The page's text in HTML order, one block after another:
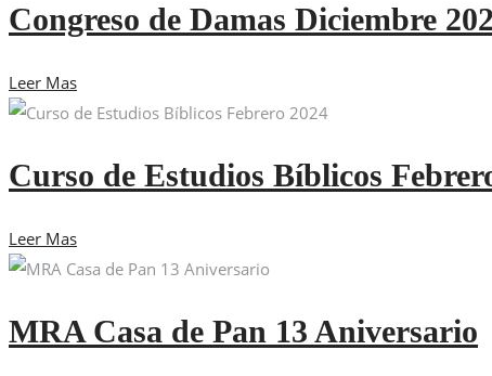
Congreso de Damas Diciembre
Leer Mas
Curso de Estudios Bíblicos
Leer Mas
MRA Casa de Pan 13 Aniversario